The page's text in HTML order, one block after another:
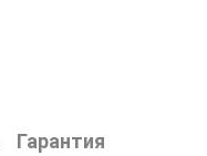
Гарантия